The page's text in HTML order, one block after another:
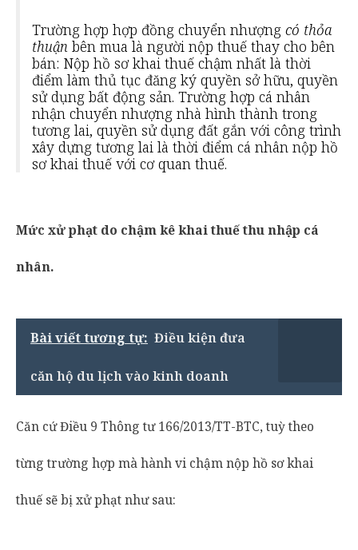
Trường hợp hợp đồng chuyển nhượng có thỏa
thuận bên mua là người nộp thuế thay cho bên
bán: Nộp hồ sơ khai thuế chậm nhất là thời
điểm làm thủ tục đăng ký quyền sở hữu, quyền
sử dụng bất động sản. Trường hợp cá nhân
nhận chuyển nhượng nhà hình thành trong
tương lai, quyền sử dụng đất gắn với công trình
xây dựng tương lai là thời điểm cá nhân nộp hồ
sơ khai thuế với cơ quan thuế.
Mức xử phạt do chậm kê khai thuế thu nhập cá
nhân.
Bài viết tương tự: Điều kiện đưa
căn hộ du lịch vào kinh doanh
Căn cứ Điều 9 Thông tư 166/2013/TT-BTC, tuỳ theo
từng trường hợp mà hành vi chậm nộp hồ sơ khai
thuế sẽ bị xử phạt như sau: